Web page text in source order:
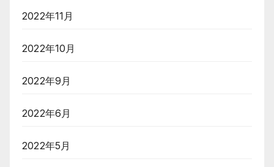
2022年11月
2022年10月
2022年9月
2022年6月
2022年5月